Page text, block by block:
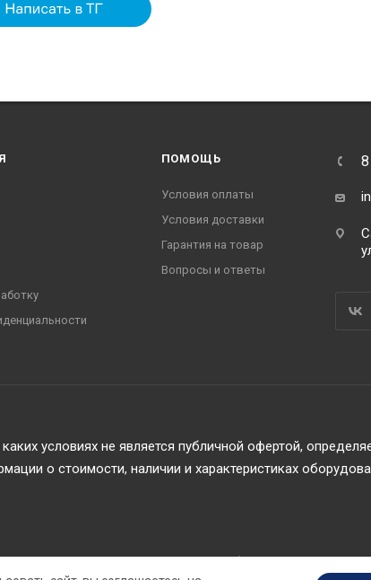
ПОМОЩЬ
Условия оплаты
Условия доставки
Гарантия на товар
Вопросы и ответы
условиях не является публичной офертой,
о стоимости, наличии и характеристиках